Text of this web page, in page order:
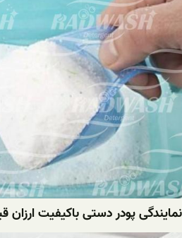
نمایندگی پودر دستی باکیفیت ارزان